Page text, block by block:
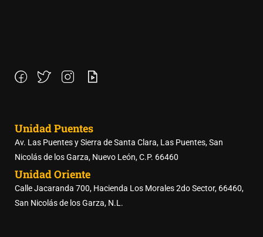
Unidad Puentes
Av. Las Puentes y Sierra de Santa Clara, Las Puentes, San
Nicolás de los Garza, Nuevo León, C.P. 66460
Unidad Oriente
Calle Jacaranda 700, Hacienda Los Morales 2do Sector, 66460,
San Nicolás de los Garza, N.L.